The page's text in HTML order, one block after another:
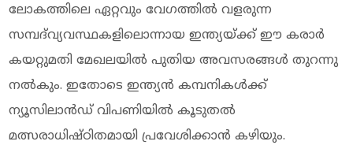
ലോകത്തിലെ ഏറ്റവും വേഗത്തിൽ വളരുന്ന
സമ്പദ്‌വ്യവസ്ഥകളിലൊന്നായ ഇന്ത്യയ്ക്ക് ഈ കരാർ
കയറ്റുമതി മേഖലയിൽ പുതിയ അവസരങ്ങൾ തുറന്നു
നൽകും. ഇതോടെ ഇന്ത്യൻ കമ്പനികൾക്ക്
ന്യൂസിലാൻഡ് വിപണിയിൽ കൂടുതൽ
മത്സരാധിഷ്ഠിതമായി പ്രവേശിക്കാൻ കഴിയും.